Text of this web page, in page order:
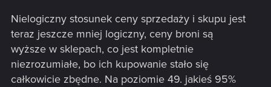
Nielogiczny stosunek ceny sprzedaży i skupu jest
teraz jeszcze mniej logiczny, ceny broni są
wyższe w sklepach, co jest kompletnie
niezrozumiałe, bo ich kupowanie stało się
całkowicie zbędne. Na poziomie 49. jakieś 95%